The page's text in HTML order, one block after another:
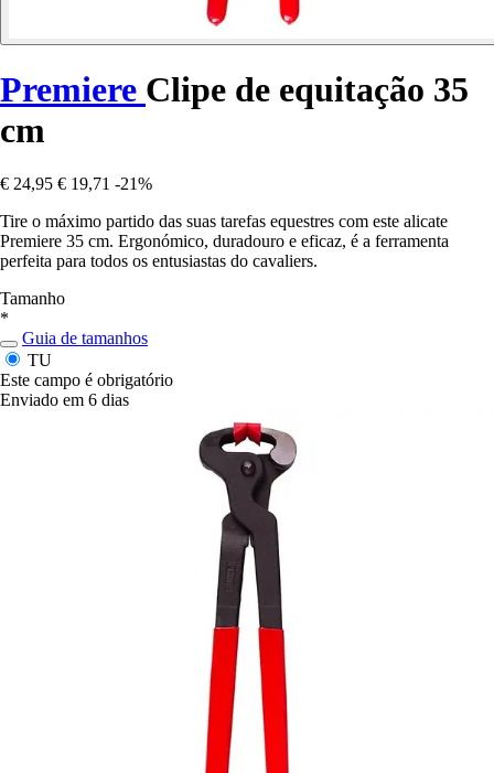
Premiere Clipe de equitação 35
cm
€ 24,95 € 19,71 -21%
Tire o máximo partido das suas tarefas equestres com este alicate
Premiere 35 cm. Ergonómico, duradouro e eficaz, é a ferramenta
perfeita para todos os entusiastas do cavaliers.
Tamanho
*
Guia de tamanhos
TU
Este campo é obrigatório
Enviado em 6 dias